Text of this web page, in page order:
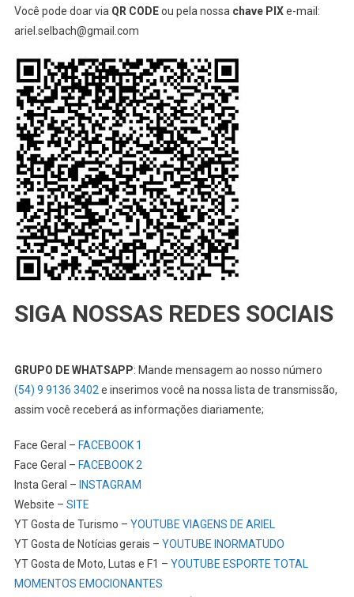
Você pode doar via QR CODEou pela nossa chave PIXe-mail:
ariel.selbach@gmail.com
SIGA NOSSAS REDES SOCIAIS
GRUPO DE WHATSAPP: Mande mensagem ao nosso número
(54) 9 9136 3402 e inserimos você na nossa lista de transmissão,
assim você receberá as informações diariamente;
Face Geral – FACEBOOK 1
Face Geral – FACEBOOK 2
Insta Geral – INSTAGRAM
Website – SITE
YT Gosta de Turismo – YOUTUBE VIAGENS DE ARIEL
YT Gosta de Notícias gerais – YOUTUBE INORMATUDO
YT Gosta de Moto, Lutas e F1 – YOUTUBE ESPORTE TOTAL
MOMENTOS EMOCIONANTES